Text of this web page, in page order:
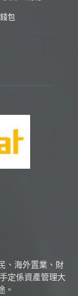
包
、海外置業、財
定係資產管理大
。